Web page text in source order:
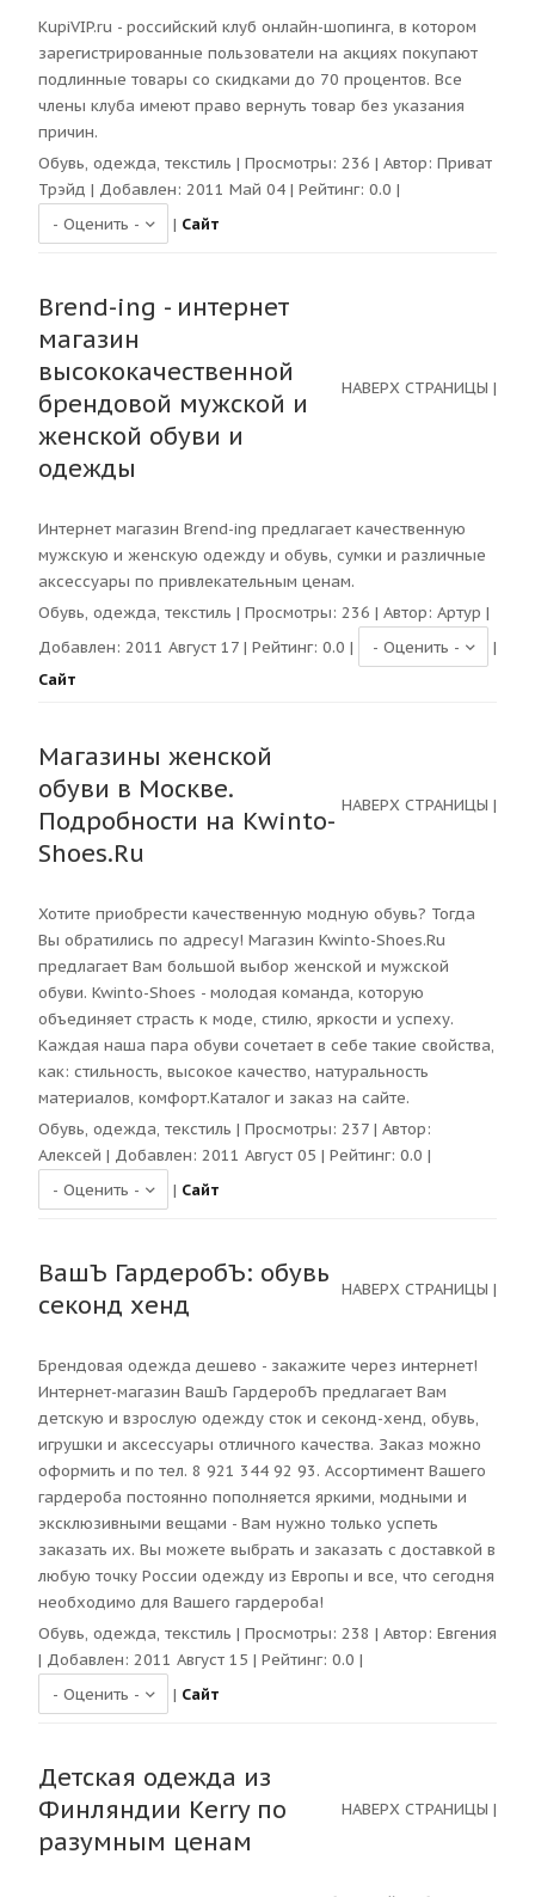
KupiVIP.ru - российский клуб онлайн-шопинга, в котором
зарегистрированные пользователи на акциях покупают
подлинные товары со скидками до 70 процентов. Все
члены клуба имеют право вернуть товар без указания
причин.
Обувь, одежда, текстиль | Просмотры: 236 | Автор: Приват
Трэйд | Добавлен: 2011 Май 04 | Рейтинг: 0.0 |
| Сайт
Brend-ing - интернет
магазин
высококачественной
брендовой мужской и
женской обуви и
одежды
НАВЕРХ СТРАНИЦЫ |
Интернет магазин Brend-ing предлагает качественную
мужскую и женскую одежду и обувь, сумки и различные
аксессуары по привлекательным ценам.
Обувь, одежда, текстиль | Просмотры: 236 | Автор: Артур |
Добавлен: 2011 Август 17 | Рейтинг: 0.0 |
|
Сайт
Магазины женской
обуви в Москве.
Подробности на Kwinto-
Shoes.Ru
НАВЕРХ СТРАНИЦЫ |
Хотите приобрести качественную модную обувь? Тогда
Вы обратились по адресу! Магазин Kwinto-Shoes.Ru
предлагает Вам большой выбор женской и мужской
обуви. Kwinto-Shoes - молодая команда, которую
объединяет страсть к моде, стилю, яркости и успеху.
Каждая наша пара обуви сочетает в себе такие свойства,
как: стильность, высокое качество, натуральность
материалов, комфорт.Каталог и заказ на сайте.
Обувь, одежда, текстиль | Просмотры: 237 | Автор:
Алексей | Добавлен: 2011 Август 05 | Рейтинг: 0.0 |
| Сайт
ВашЪ ГардеробЪ: обувь
секонд хенд
НАВЕРХ СТРАНИЦЫ |
Брендовая одежда дешево - закажите через интернет!
Интернет-магазин ВашЪ ГардеробЪ предлагает Вам
детскую и взрослую одежду сток и секонд-хенд, обувь,
игрушки и аксессуары отличного качества. Заказ можно
оформить и по тел. 8 921 344 92 93. Ассортимент Вашего
гардероба постоянно пополняется яркими, модными и
эксклюзивными вещами - Вам нужно только успеть
заказать их. Вы можете выбрать и заказать с доставкой в
любую точку России одежду из Европы и все, что сегодня
необходимо для Вашего гардероба!
Обувь, одежда, текстиль | Просмотры: 238 | Автор: Евгения
| Добавлен: 2011 Август 15 | Рейтинг: 0.0 |
| Сайт
Детская одежда из
Финляндии Kerry по
разумным ценам
НАВЕРХ СТРАНИЦЫ |